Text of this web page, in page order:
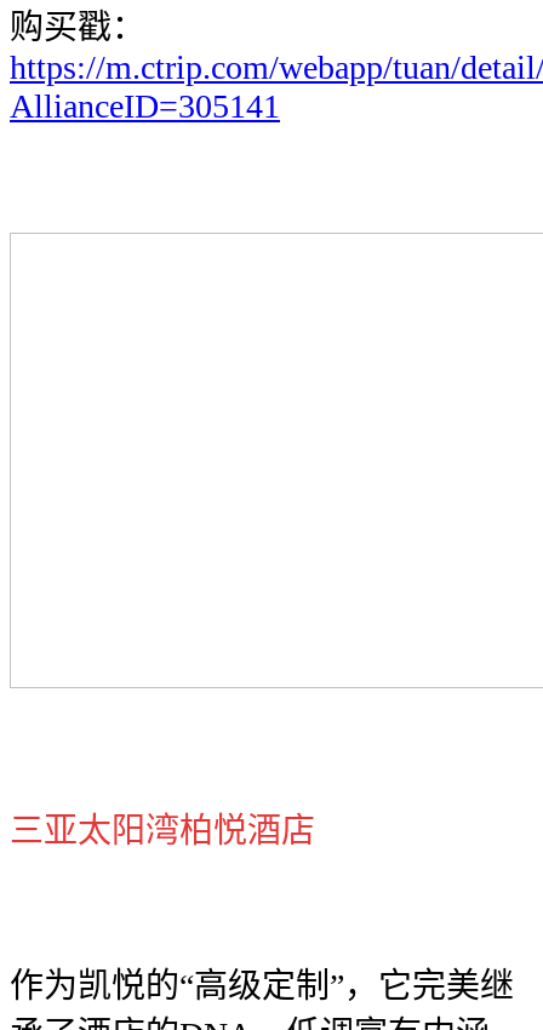
购买戳：
https://m.ctrip.com/webapp/tuan/
AllianceID=305141
三亚太阳湾柏悦酒店
作为凯悦的“高级定制”，它完美继